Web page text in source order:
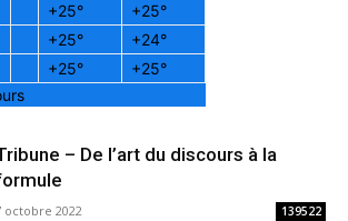
+25° +25°
+25° +24°
+25° +25°
– De l’art du discours à la
octobre 2022 139522